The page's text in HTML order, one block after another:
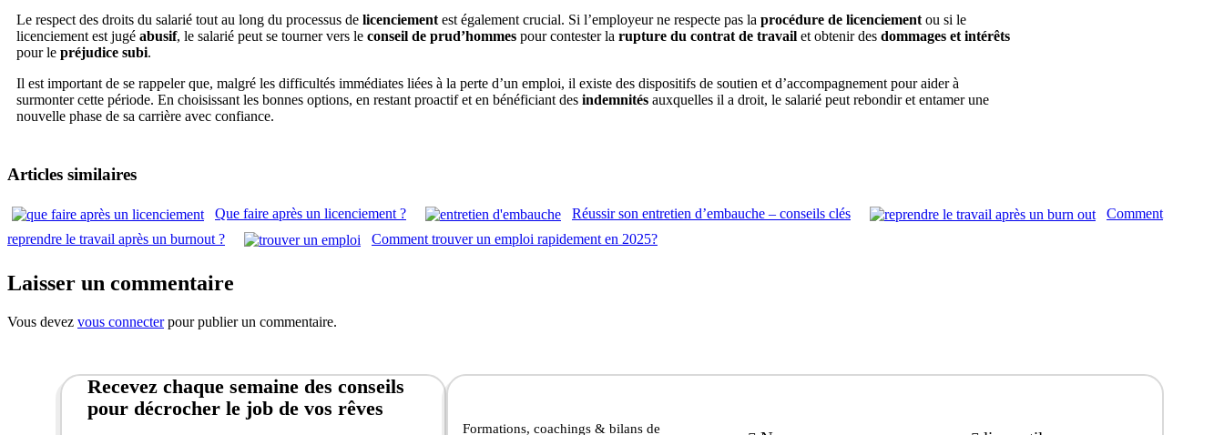
Le respect des droits du salarié tout au long du processus de licenciement est également crucial. Si l’employeur ne respecte pas la procédure de licenciement ou si le
licenciement est jugé abusif, le salarié peut se tourner vers le conseil de prud’hommes pour contester la rupture du contrat de travail et obtenir des dommages et intérêts
pour le préjudice subi.
Il est important de se rappeler que, malgré les difficultés immédiates liées à la perte d’un emploi, il existe des dispositifs de soutien et d’accompagnement pour aider à
surmonter cette période. En choisissant les bonnes options, en restant proactif et en bénéficiant des indemnités auxquelles il a droit, le salarié peut rebondir et entamer une
nouvelle phase de sa carrière avec confiance.
Articles similaires
Que faire après un licenciement ? Réussir son entretien d’embauche – conseils clés
Comment
reprendre le travail après un burnout ?
Comment trouver un emploi rapidement en 2025?
Laisser un commentaire
Vous devez vous connecterpour publier un commentaire.
Recevez chaque semaine des conseils
pour décrocher le job de vos rêves
Formations, coachings & bilans de